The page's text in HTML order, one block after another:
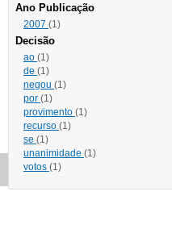
Ano Publicação
2007 (1)
Decisão
ao (1)
de (1)
negou (1)
por (1)
provimento (1)
recurso (1)
se (1)
unanimidade (1)
votos (1)